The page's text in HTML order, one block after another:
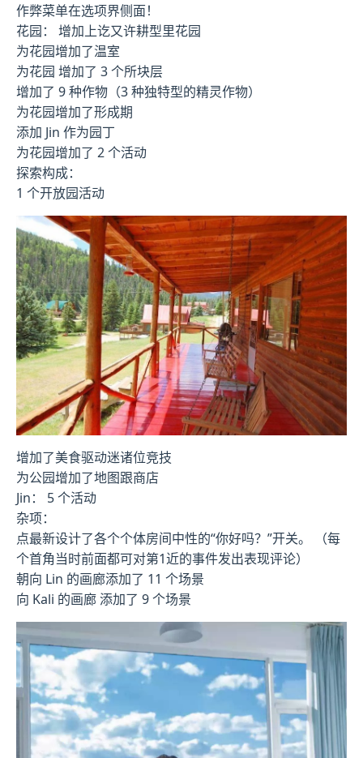
作弊菜单在选项界侧面！
花园： 增加上讫又许耕型里花园
为花园增加了温室
为花园 增加了 3 个所块层
增加了 9 种作物（3 种独特型的精灵作物）
为花园增加了形成期
添加 Jin 作为园丁
为花园增加了 2 个活动
探索构成：
1 个开放园活动
增加了美食驱动迷诸位竞技
为公园增加了地图跟商店
Jin： 5 个活动
杂项：
点最新设计了各个个体房间中性的“你好吗？”开关。 （每
个首角当时前面都可对第1近的事件发出表现评论）
朝向 Lin 的画廊添加了 11 个场景
向 Kali 的画廊 添加了 9 个场景